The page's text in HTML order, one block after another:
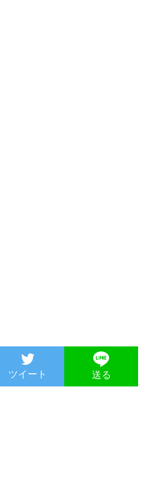
ツイート 送る